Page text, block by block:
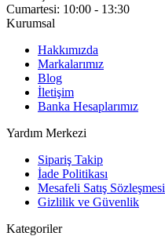
Cumartesi: 10:00 - 13:30
Kurumsal
Hakkımızda
Markalarımız
Blog
İletişim
Banka Hesaplarımız
Yardım Merkezi
Sipariş Takip
İade Politikası
Mesafeli Satış Sözleşmesi
Gizlilik ve Güvenlik
Kategoriler